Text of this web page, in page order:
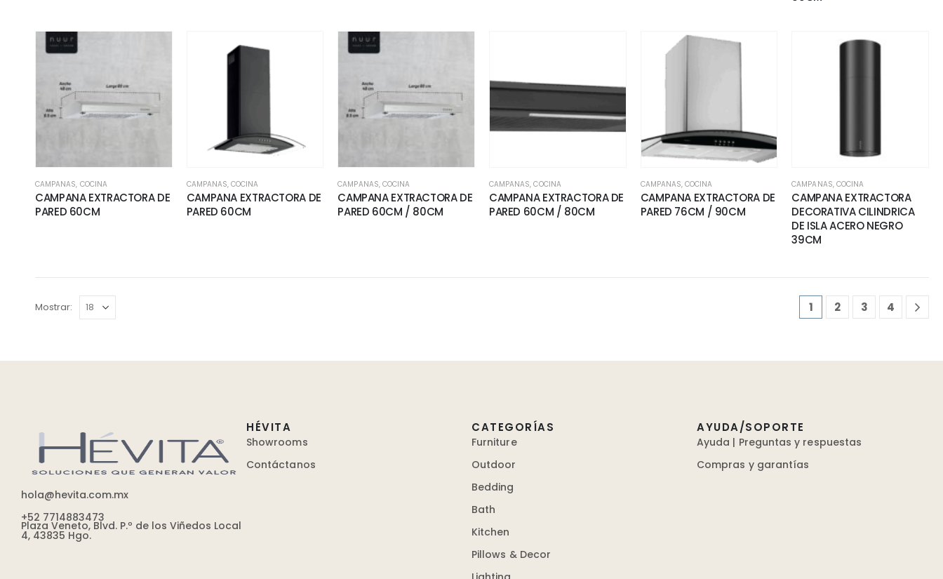
CAMPANAS, COCINA
CAMPANA EXTRACTORA DE
PARED 60CM
CAMPANAS,COCINA
CAMPANA EXTRACTORA DE
PARED 60CM
CAMPANAS, COCINA
CAMPANA EXTRACTORA DE
PARED 60CM / 80CM
CAMPANAS,COCINA
CAMPANA EXTRACTORA DE
PARED 60CM / 80CM
CAMPANAS,COCINA
CAMPANA EXTRACTORA DE
PARED 76CM / 90CM
CAMPANAS, COCINA
CAMPANA EXTRACTORA
DECORATIVA CILINDRICA
DE ISLA ACERO NEGRO
39CM
Mostrar: 1 2 3 4
hola@hevita.com.mx
+52 7714883473
Plaza Veneto, Blvd. P.º de los Viñedos Local
4, 43835 Hgo.
HÉVITA
Showrooms
Contáctanos
CATEGORÍAS
Furniture
Outdoor
Bedding
Bath
Kitchen
Pillows & Decor
AYUDA/SOPORTE
Ayuda | Preguntas y respuestas
Compras y garantías